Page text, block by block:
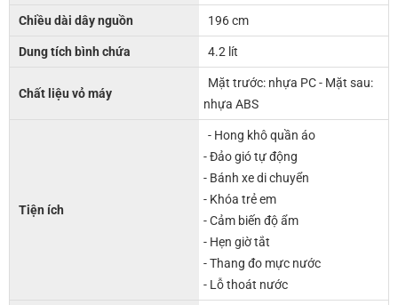
Chiều dài dây nguồn 196 cm
Dung tích bình chứa 4.2 lít
Chất liệu vỏ máy
Mặt trước: nhựa PC - Mặt sau:
nhựa ABS
Tiện ích
- Hong khô quần áo
- Đảo gió tự động
- Bánh xe di chuyển
- Khóa trẻ em
- Cảm biến độ ẩm
- Hẹn giờ tắt
- Thang đo mực nước
- Lỗ thoát nước